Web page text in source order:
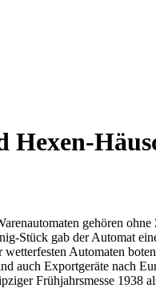
gehören
Stück gab der Automat
Automaten
auch Exportgeräte nach
Frühjahrsmesse 1938